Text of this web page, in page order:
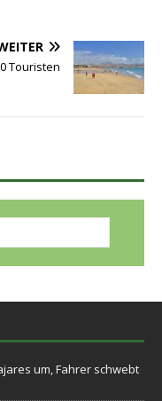
Touristen
um, Fahrer schwebt